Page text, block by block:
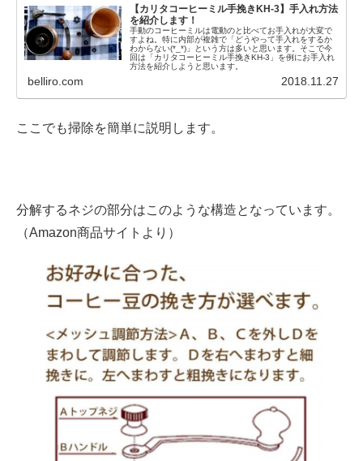
【カリタコーヒーミル手挽きKH-3】手入れ方法
を紹介します！
手動のコーヒーミルは電動のと比べてお手入れが大変で
すよね。特に内部が複雑で「どうやって手入れをするか
わからない(*_*)」という方は多いと思います。そこで今
回は「カリタコーヒーミル手挽きKH-3」を例にお手入れ
方法を紹介しようと思います。
belliro.com 2018.11.27
ここでも掃除を簡単に説明します。
分解するネジの部分はこのような構造となっています。
（Amazon商品サイトより）